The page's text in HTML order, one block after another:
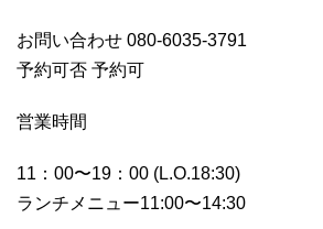
お問い合わせ 080-6035-3791
予約可否 予約可
営業時間
11：00〜19：00 (L.O.18:30)
ランチメニュー11:00〜14:30